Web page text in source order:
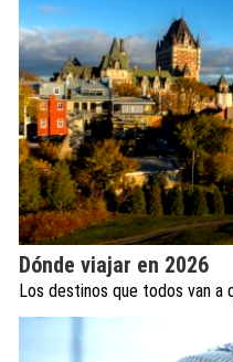
Dónde viajar en 2026
Los destinos que todos van a